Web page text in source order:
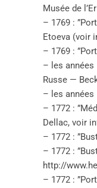
Musée de
– 1769 :
Etoeva (voir
– 1769 :
– les années
Russe —
– les années
– 1772 :
Dellac, voir
– 1772 :
– 1772 :
http://
– 1772 :